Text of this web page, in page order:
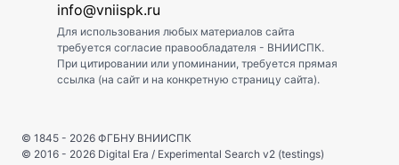
info@vniispk.ru
Для использования любых материалов сайта
требуется согласие правообладателя - ВНИИСПК.
При цитировании или упоминании, требуется прямая
ссылка (на сайт и на конкретную страницу сайта).
© 1845 - 2026 ФГБНУ ВНИИСПК
© 2016 - 2026 Digital Era / Experimental Search v2 (testings)